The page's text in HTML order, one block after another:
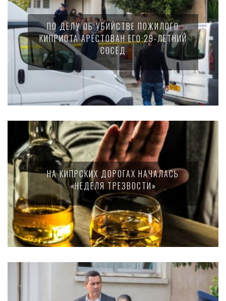
ПО ДЕЛУ ОБ УБИЙСТВЕ ПОЖИЛОГО
КИПРИОТА АРЕСТОВАН ЕГО 29-ЛЕТНИЙ
СОСЕД
НА КИПРСКИХ ДОРОГАХ НАЧАЛАСЬ
«НЕДЕЛЯ ТРЕЗВОСТИ»